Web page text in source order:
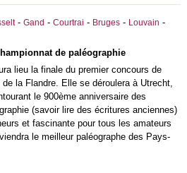
- Gand - Courtrai - Bruges- Louvain -
de paléographie
lieu la finale du premier concours de
la Flandre. Elle se déroulera à Utrecht,
le 900ème anniversaire des
(savoir lire des écritures anciennes)
et fascinante pour tous les amateurs
le meilleur paléographe des Pays-